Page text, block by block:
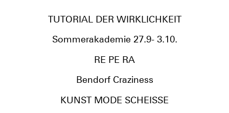
TUTORIAL DER WIRKLICHKEIT
Sommerakademie 27.9- 3.10.
RE PE RA
Bendorf Craziness
KUNST MODE SCHEISSE